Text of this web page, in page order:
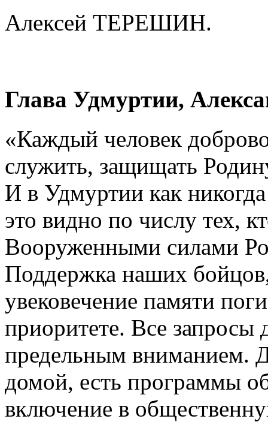
Алексей ТЕРЕШИН.
Глава Удмуртии,
«Каждый человек
служить, защищать
И в Удмуртии как
это видно по числу тех,
Вооруженными силами
Поддержка наших
увековечение памяти
приоритете. Все запросы
предельным вниманием.
домой, есть программы
включение в